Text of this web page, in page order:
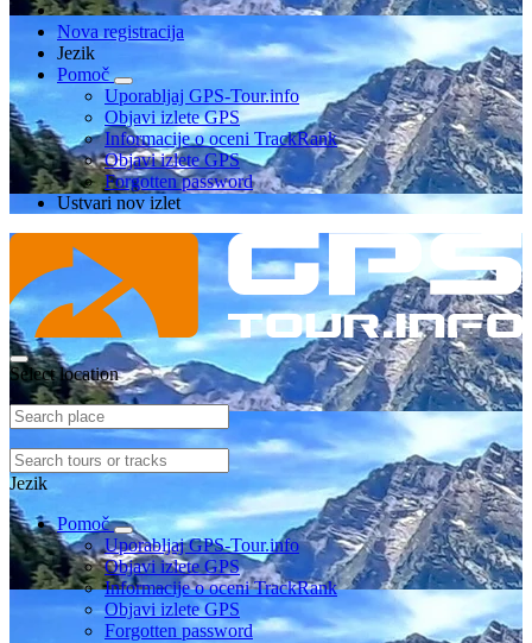
Nova registracija
Jezik
Pomoč
Uporabljaj GPS-Tour.info
Objavi izlete GPS
Informacije o oceni TrackRank
Objavi izlete GPS
Forgotten password
Ustvari nov izlet
Select location
Jezik
Pomoč
Uporabljaj GPS-Tour.info
Objavi izlete GPS
Informacije o oceni TrackRank
Objavi izlete GPS
Forgotten password